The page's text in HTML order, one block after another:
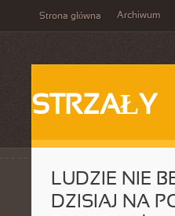
Strona główna Archiwum
STRZAŁY
LUDZIE NIE
DZISIAJ NA